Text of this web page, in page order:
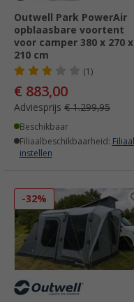
Outwell Park PowerAir
opblaasbare voortent
voor camper 380 x 270 x
210 cm
(1)
€ 883,00
Adviesprijs € 1.299,95
Beschikbaar
Filiaalbeschikbaarheid: Filiaal
instellen
-32%